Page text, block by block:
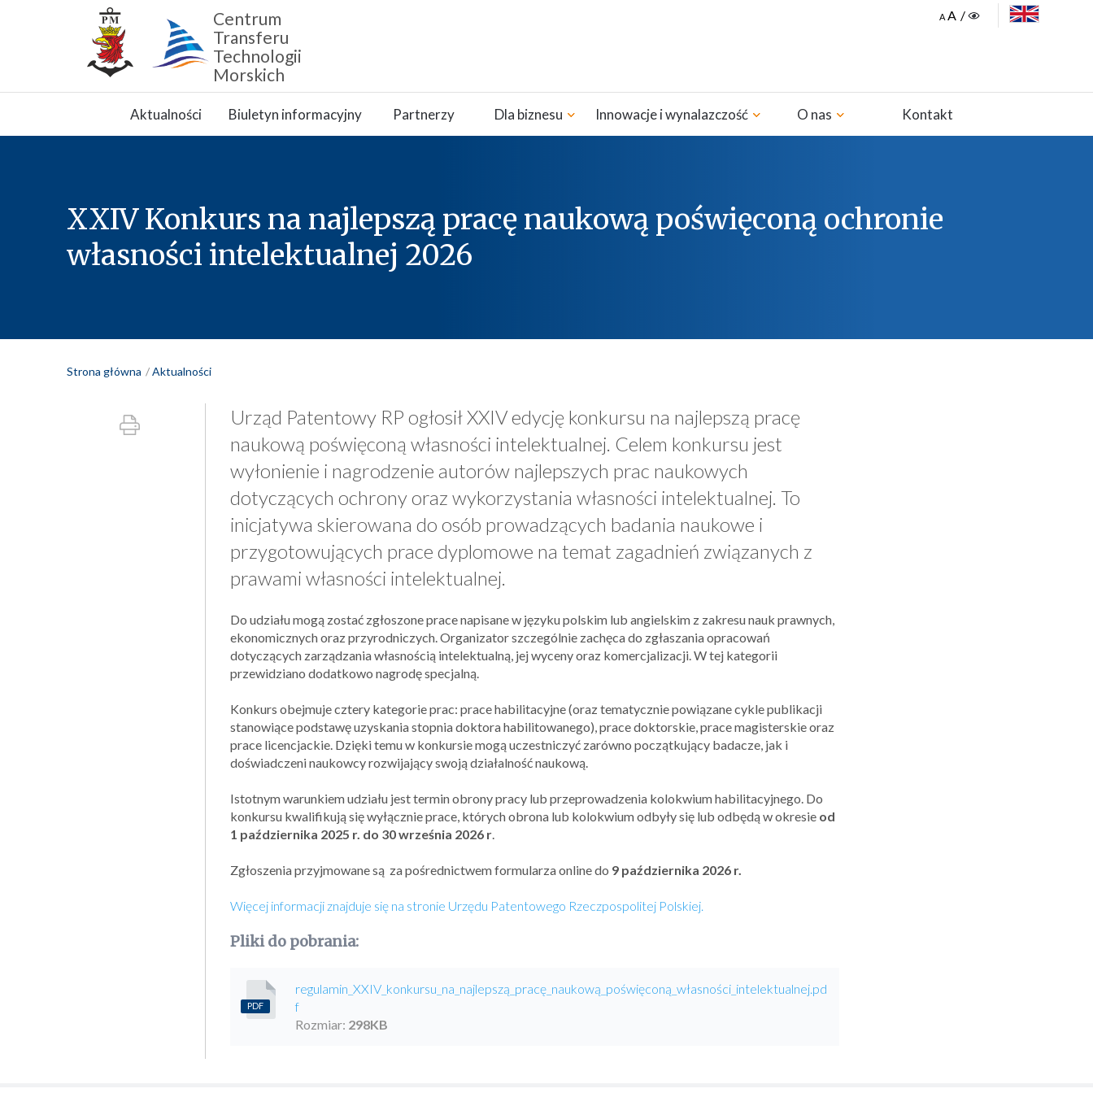
Centrum
Transferu
Technologii
Morskich
Aktualności Biuletyn informacyjny Partnerzy Dla biznesu Innowacje i wynalazczość O nas Kontakt
XXIV Konkurs na najlepszą pracę naukową poświęconą ochronie
własności intelektualnej 2026
Strona główna Aktualności
Urząd Patentowy RP ogłosił XXIV edycję konkursu na najlepszą pracę
naukową poświęconą własności intelektualnej. Celem konkursu jest
wyłonienie i nagrodzenie autorów najlepszych prac naukowych
dotyczących ochrony oraz wykorzystania własności intelektualnej. To
inicjatywa skierowana do osób prowadzących badania naukowe i
przygotowujących prace dyplomowe na temat zagadnień związanych z
prawami własności intelektualnej.
Do udziału mogą zostać zgłoszone prace napisane w języku polskim lub angielskim z zakresu nauk prawnych,
ekonomicznych oraz przyrodniczych. Organizator szczególnie zachęca do zgłaszania opracowań
dotyczących zarządzania własnością intelektualną, jej wyceny oraz komercjalizacji. W tej kategorii
przewidziano dodatkowo nagrodę specjalną.
Konkurs obejmuje cztery kategorie prac: prace habilitacyjne (oraz tematycznie powiązane cykle publikacji
stanowiące podstawę uzyskania stopnia doktora habilitowanego), prace doktorskie, prace magisterskie oraz
prace licencjackie. Dzięki temu w konkursie mogą uczestniczyć zarówno początkujący badacze, jak i
doświadczeni naukowcy rozwijający swoją działalność naukową.
Istotnym warunkiem udziału jest termin obrony pracy lub przeprowadzenia kolokwium habilitacyjnego. Do
konkursu kwalifikują się wyłącznie prace, których obrona lub kolokwium odbyły się lub odbędą w okresie od
1 października 2025 r. do 30 września 2026 r.
Zgłoszenia przyjmowane są za pośrednictwem formularza online do 9 października 2026 r.
Więcej informacji znajduje się na stronie Urzędu Patentowego Rzeczpospolitej Polskiej.
Pliki do pobrania:
PDF
regulamin_XXIV_konkursu_na_najlepszą_pracę_naukową_poświęconą_własności_intelektualnej.pd
f
Rozmiar: 298KB